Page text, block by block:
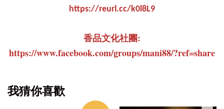
https://reurl.cc/k0l8L9
香品文化社團:
https://www.facebook.com/groups/mani88/?ref=share
我猜你喜歡